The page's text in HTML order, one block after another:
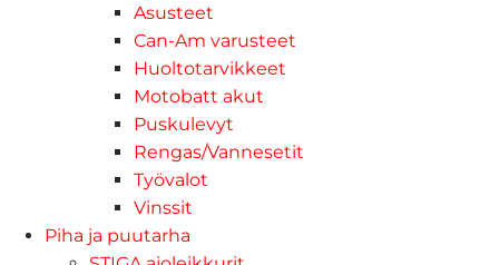
Asusteet
Can-Am varusteet
Huoltotarvikkeet
Motobatt akut
Puskulevyt
Rengas/Vannesetit
Työvalot
Vinssit
Piha ja puutarha